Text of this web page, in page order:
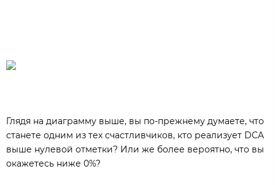
Глядя на диаграмму выше, вы по-прежнему думаете, что
станете одним из тех счастливчиков, кто реализует DCA
выше нулевой отметки? Или же более вероятно, что вы
окажетесь ниже 0%?